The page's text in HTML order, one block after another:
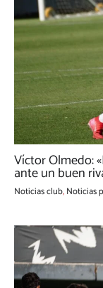
Víctor Olmedo:
ante un buen
Noticias club,Noticias